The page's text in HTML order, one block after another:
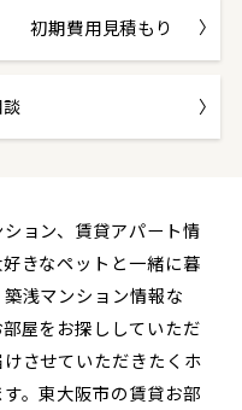
初期費用見積もり
ョン、賃貸アパート情
きなペットと一緒に暮
浅マンション情報な
屋をお探ししていただ
させていただきたくホ
。東大阪市の賃貸お部